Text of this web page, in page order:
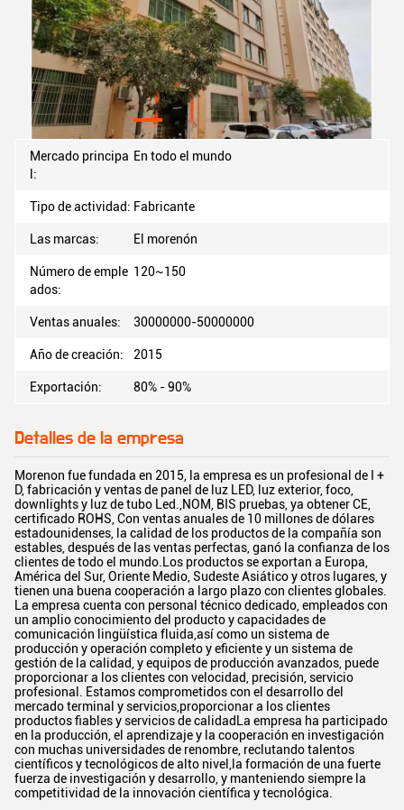
Mercado principa
l:
En todo el mundo
Tipo de actividad: Fabricante
Las marcas: El morenón
Número de emple
ados:
120~150
Ventas anuales: 30000000-50000000
Año de creación: 2015
Exportación: 80% - 90%
Detalles de la empresa
Morenon fue fundada en 2015, la empresa es un profesional de I +
D, fabricación y ventas de panel de luz LED, luz exterior, foco,
downlights y luz de tubo Led.,NOM, BIS pruebas, ya obtener CE,
certificado ROHS, Con ventas anuales de 10 millones de dólares
estadounidenses, la calidad de los productos de la compañía son
estables, después de las ventas perfectas, ganó la confianza de los
clientes de todo el mundo.Los productos se exportan a Europa,
América del Sur, Oriente Medio, Sudeste Asiático y otros lugares, y
tienen una buena cooperación a largo plazo con clientes globales.
La empresa cuenta con personal técnico dedicado, empleados con
un amplio conocimiento del producto y capacidades de
comunicación lingüística fluida,así como un sistema de
producción y operación completo y eficiente y un sistema de
gestión de la calidad, y equipos de producción avanzados, puede
proporcionar a los clientes con velocidad, precisión, servicio
profesional. Estamos comprometidos con el desarrollo del
mercado terminal y servicios,proporcionar a los clientes
productos fiables y servicios de calidadLa empresa ha participado
en la producción, el aprendizaje y la cooperación en investigación
con muchas universidades de renombre, reclutando talentos
científicos y tecnológicos de alto nivel,la formación de una fuerte
fuerza de investigación y desarrollo, y manteniendo siempre la
competitividad de la innovación científica y tecnológica.